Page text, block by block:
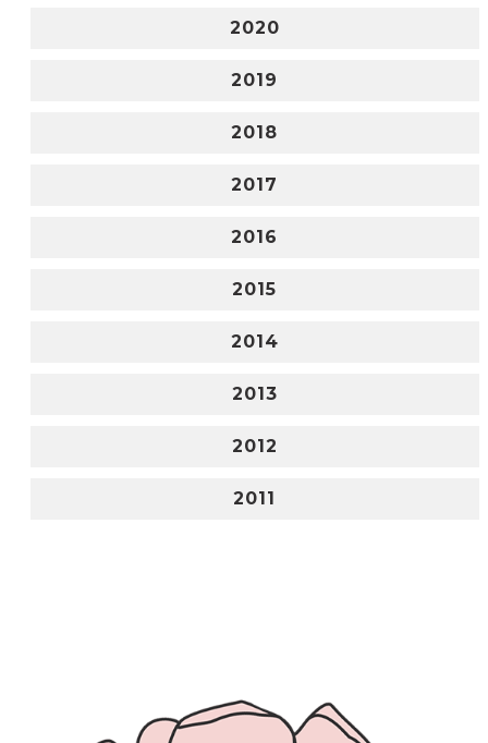
2020
2019
2018
2017
2016
2015
2014
2013
2012
2011